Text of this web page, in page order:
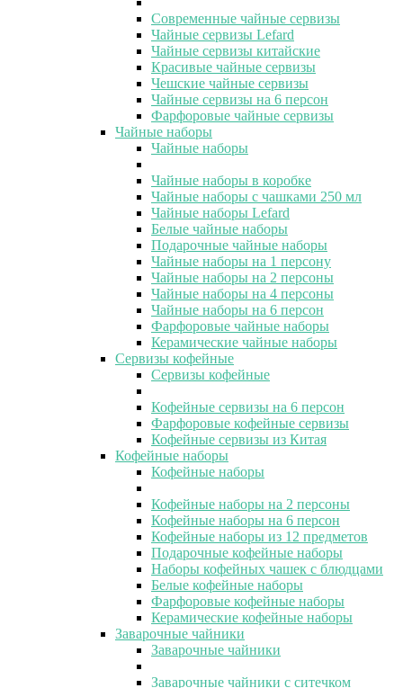
Современные чайные сервизы
Чайные сервизы Lefard
Чайные сервизы китайские
Красивые чайные сервизы
Чешские чайные сервизы
Чайные сервизы на 6 персон
Фарфоровые чайные сервизы
Чайные наборы
Чайные наборы
Чайные наборы в коробке
Чайные наборы с чашками 250 мл
Чайные наборы Lefard
Белые чайные наборы
Подарочные чайные наборы
Чайные наборы на 1 персону
Чайные наборы на 2 персоны
Чайные наборы на 4 персоны
Чайные наборы на 6 персон
Фарфоровые чайные наборы
Керамические чайные наборы
Сервизы кофейные
Сервизы кофейные
Кофейные сервизы на 6 персон
Фарфоровые кофейные сервизы
Кофейные сервизы из Китая
Кофейные наборы
Кофейные наборы
Кофейные наборы на 2 персоны
Кофейные наборы на 6 персон
Кофейные наборы из 12 предметов
Подарочные кофейные наборы
Наборы кофейных чашек с блюдцами
Белые кофейные наборы
Фарфоровые кофейные наборы
Керамические кофейные наборы
Заварочные чайники
Заварочные чайники
Заварочные чайники с ситечком